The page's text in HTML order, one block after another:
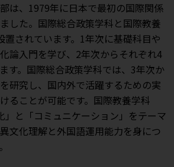
は、1979年に日本で最初の国際関係
した。国際総合政策学科と国際教養
置されています。1年次に基礎科目や
論入門を学び、2年次からそれぞれ4
す。国際総合政策学科では、3年次か
研究し、国内外で活躍するための実
ることが可能です。国際教養学科
」と「コミュニケーション」をテーマ
文化理解と外国語運用能力を身につ